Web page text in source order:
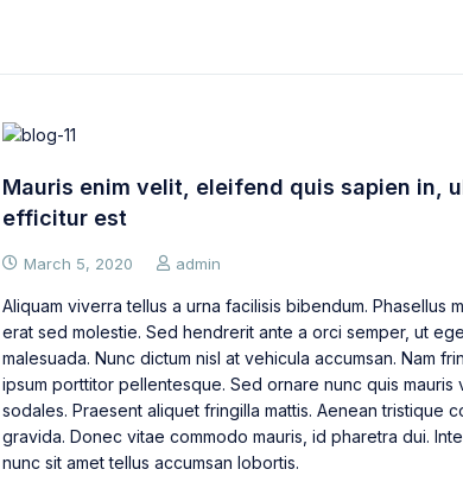
Mauris enim velit, eleifend quis sapien in,
efficitur est
March 5, 2020 admin
Aliquam viverra tellus a urna facilisis bibendum. Phasellus
erat sed molestie. Sed hendrerit ante a orci semper, ut
malesuada. Nunc dictum nisl at vehicula accumsan. Nam
ipsum porttitor pellentesque. Sed ornare nunc quis mauris
sodales. Praesent aliquet fringilla mattis. Aenean tristique
gravida. Donec vitae commodo mauris, id pharetra dui.
nunc sit amet tellus accumsan lobortis.